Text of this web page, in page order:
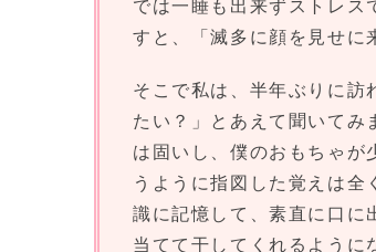
では一睡も出来ずストレス
すと、「滅多に顔を見せに
そこで私は、半年ぶりに訪
たい？」とあえて聞いてみ
は固いし、僕のおもちゃが
うように指図した覚えは
識に記憶して、素直に口に
当てて干してくれるように